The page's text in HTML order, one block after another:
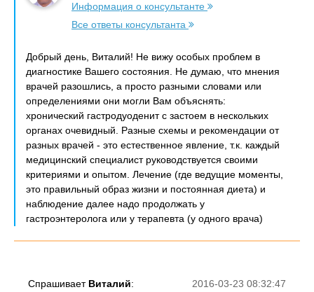
Информация о консультанте
Все ответы консультанта
Добрый день, Виталий! Не вижу особых проблем в
диагностике Вашего состояния. Не думаю, что мнения
врачей разошлись, а просто разными словами или
определениями они могли Вам объяснять:
хронический гастродуоденит с застоем в нескольких
органах очевидный. Разные схемы и рекомендации от
разных врачей - это естественное явление, т.к. каждый
медицинский специалист руководствуется своими
критериями и опытом. Лечение (где ведущие моменты,
это правильный образ жизни и постоянная диета) и
наблюдение далее надо продолжать у
гастроэнтеролога или у терапевта (у одного врача)
2016-03-23 08:32:47
Спрашивает Виталий: